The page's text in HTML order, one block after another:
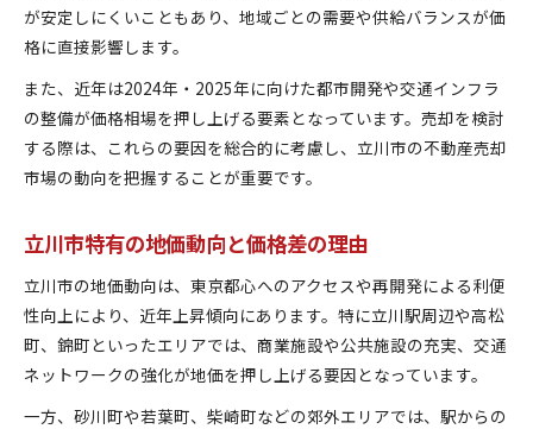
が安定しにくいこともあり、地域ごとの需要や供給バランスが価
格に直接影響します。
また、近年は2024年・2025年に向けた都市開発や交通インフラ
の整備が価格相場を押し上げる要素となっています。売却を検討
する際は、これらの要因を総合的に考慮し、立川市の不動産売却
市場の動向を把握することが重要です。
立川市特有の地価動向と価格差の理由
立川市の地価動向は、東京都心へのアクセスや再開発による利便
性向上により、近年上昇傾向にあります。特に立川駅周辺や高松
町、錦町といったエリアでは、商業施設や公共施設の充実、交通
ネットワークの強化が地価を押し上げる要因となっています。
一方、砂川町や若葉町、柴崎町などの郊外エリアでは、駅からの